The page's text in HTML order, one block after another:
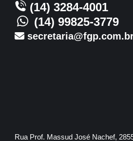
(14) 3284-4001
(14) 99825-3779
Rua Prof. Massud José Nachef,